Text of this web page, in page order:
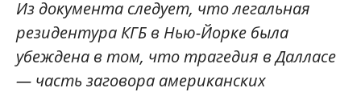
Из документа следует, что легальная
резидентура КГБ в Нью-Йорке была
убеждена в том, что трагедия в Далласе
— часть заговора американских